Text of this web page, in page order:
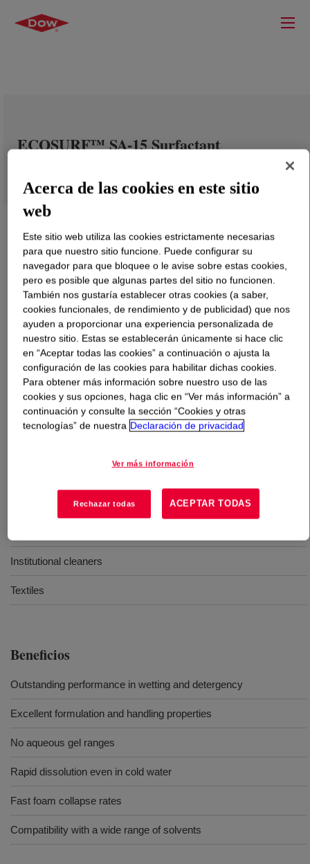
ECOSURF™ SA-15 Surfactant
Qué esECOSURF™ SA-15 Surfactant?
A water soluble, biodegradable seed oil surfactant with
low odor used in applications such as paints and
coatings, pulp and paper, agrochemicals, hard surface
cleaners, high performance cleaners, oilfield, and textile​.
Paints and coatings
Institutional cleaners
Textiles
Beneficios
Outstanding performance in wetting and detergency
Excellent formulation and handling properties
No aqueous gel ranges
Rapid dissolution even in cold water
Fast foam collapse rates
Compatibility with a wide range of solvents
Acerca de las cookies en este sitio
web
Este sitio web utiliza las cookies estrictamente necesarias
para que nuestro sitio funcione. Puede configurar su
navegador para que bloquee o le avise sobre estas cookies,
pero es posible que algunas partes del sitio no funcionen.
También nos gustaría establecer otras cookies (a saber,
cookies funcionales, de rendimiento y de publicidad) que nos
ayuden a proporcionar una experiencia personalizada de
nuestro sitio. Estas se establecerán únicamente si hace clic
en “Aceptar todas las cookies” a continuación o ajusta la
configuración de las cookies para habilitar dichas cookies.
Para obtener más información sobre nuestro uso de las
cookies y sus opciones, haga clic en “Ver más información” a
continuación y consulte la sección “Cookies y otras
tecnologías” de nuestra Declaración de privacidad
Ver más información
Rechazar todas ACEPTAR TODAS